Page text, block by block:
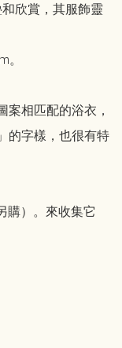
欣賞，其服飾靈
案相匹配的浴衣，
的字樣，也很有特
購）。來收集它